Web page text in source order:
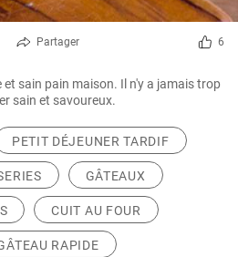
Partager 6
et sain pain maison. Il n'y a jamais trop
sain et savoureux.
PETIT DÉJEUNER TARDIF
GÂTEAUX
CUIT AU FOUR
RAPIDE